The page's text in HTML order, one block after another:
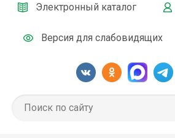
Электронный каталог
Версия для слабовидящих